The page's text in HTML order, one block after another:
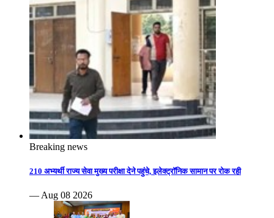
Breaking news
210 अभ्यर्थी राज्य सेवा मुख्य परीक्षा देने पहुंचे, इलेक्ट्रॉनिक सामान पर रोक रही
— Aug 08 2026